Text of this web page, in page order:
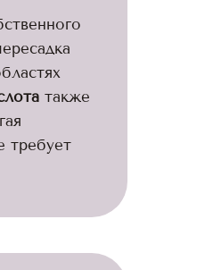
также
требует